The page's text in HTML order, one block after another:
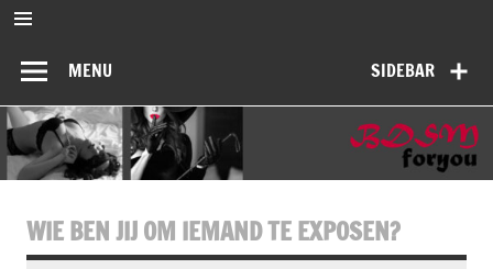
Ga
naar
inhoud
BDSMforyou
SIDEBAR
MENU
WIE BEN JIJ OM IEMAND TE EXPOSEN?